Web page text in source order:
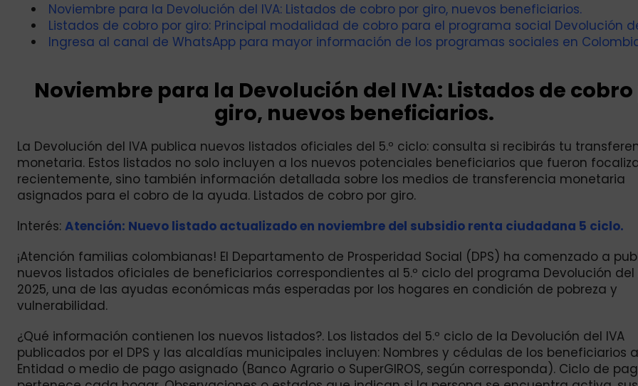
Noviembre para la Devolución del IVA: Listados de cobro por giro, nuevos beneficiarios.
Listados de cobro por giro: Principal modalidad de cobro para el programa social Devolución
Ingresa al canal de WhatsApp para mayor información de los programas sociales en
Noviembre para la Devolución del IVA: Listados de
giro, nuevos beneficiarios.
La Devolución del IVA publica nuevos listados oficiales del 5.º ciclo: consulta si recibirás tu
monetaria. Estos listados no solo incluyen a los nuevos potenciales beneficiarios que fueron
recientemente, sino también información detallada sobre los medios de transferencia monetaria
asignados para el cobro de la ayuda. Listados de cobro por giro.
Interés: Atención: Nuevo listado actualizado en noviembre del subsidio renta ciudadana 5 ciclo.
¡Atención familias colombianas! El Departamento de Prosperidad Social (DPS) ha comenzado a
nuevos listados oficiales de beneficiarios correspondientes al 5.º ciclo del programa Devolución del
2025, una de las ayudas económicas más esperadas por los hogares en condición de pobreza y
vulnerabilidad.
¿Qué información contienen los nuevos listados?. Los listados del 5.º ciclo de la Devolución del IVA
publicados por el DPS y las alcaldías municipales incluyen: Nombres y cédulas de los beneficiarios
Entidad o medio de pago asignado (Banco Agrario o SuperGIROS, según corresponda). Ciclo de